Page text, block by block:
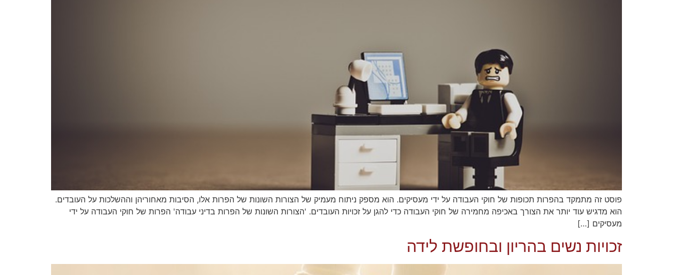
פוסט זה מתמקד בהפרות תכופות של חוקי העבודה על ידי מעסיקים. הוא מספק ניתוח מעמיק של הצורות השונות של הפרות אלו, הסיבות מאחוריהן וההשלכות על העובדים.
הוא מדגיש עוד יותר את הצורך באכיפה מחמירה של חוקי העבודה כדי להגן על זכויות העובדים. 'הצורות השונות של הפרות בדיני עבודה' הפרות של חוקי העבודה על ידי
מעסיקים […]
זכויות נשים בהריון ובחופשת לידה